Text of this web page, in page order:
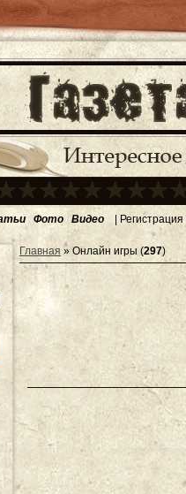
Фото Видео | Регистрация
Главная » Онлайн игры (297)